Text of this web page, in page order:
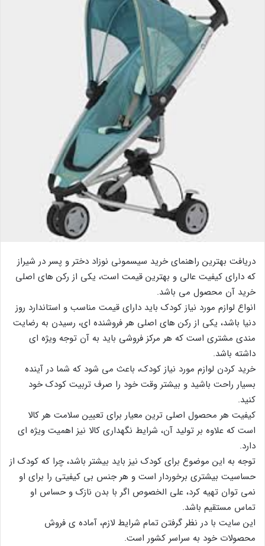
دریافت بهترین راهنمای خرید سیسمونی نوزاد دختر و پسر در شیراز
که دارای کیفیت عالی و بهترین قیمت است، یکی از رکن های اصلی
خرید آن محصول می باشد.
انواع لوازم مورد نیاز کودک باید دارای قیمت مناسب و استاندارد روز
دنیا باشد، یکی از رکن های اصلی هر فروشنده ای، رسیدن به رضایت
مندی مشتری است که هر مرکز فروشی باید به آن توجه ویژه ای
داشته باشد.
خرید کردن لوازم مورد نیاز کودک، باعث می شود که شما در آینده
بسیار راحت باشید و بیشتر وقت خود را صرف تربیت کودک خود
کنید.
کیفیت هر محصول اصلی ترین معیار برای تعیین سلامت هر کالا
است که علاوه بر تولید آن، شرایط نگهداری کالا نیز اهمیت ویژه ای
دارد.
توجه به این موضوع برای کودک نیز باید بیشتر باشد، چرا که کودک از
حساسیت بیشتری برخوردار است و هر جنس بی کیفیتی را برای او
نمی توان تهیه کرد، علی الخصوص اگر با بدن نازک و حساس او
تماس مستقیم باشد.
این سایت با در نظر گرفتن تمام شرایط لازم، آماده ی فروش
محصولات خود به سراسر کشور است.